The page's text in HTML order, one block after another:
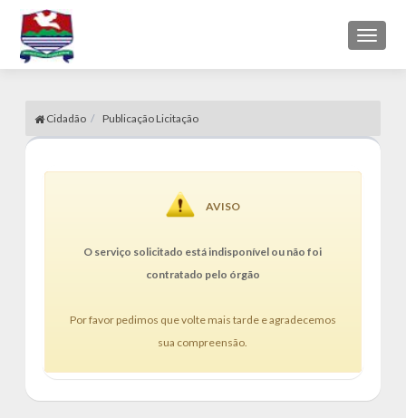
Toggle
Cidadão Publicação Licitação
AVISO
O serviço solicitado está indisponível ou não foi
contratado pelo órgão
Por favor pedimos que volte mais tarde e agradecemos
sua compreensão.